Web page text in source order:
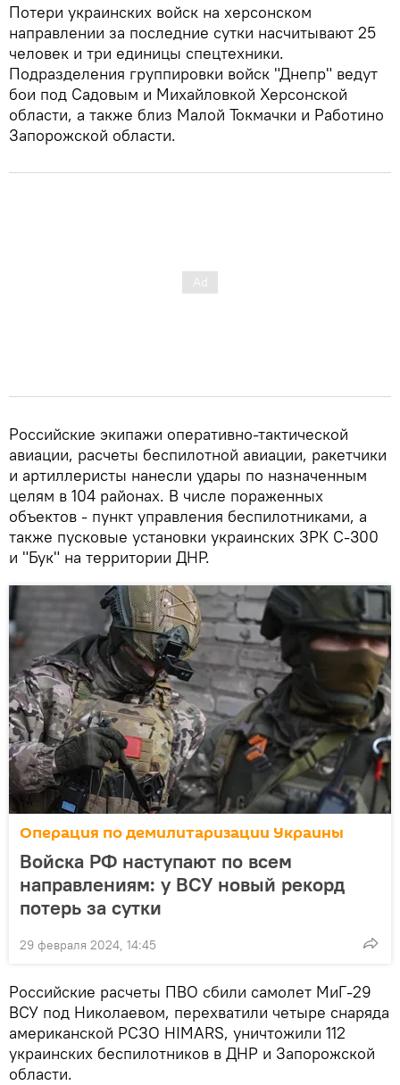
Потери украинских войск на херсонском
направлении за последние сутки насчитывают 25
человек и три единицы спецтехники.
Подразделения группировки войск "Днепр" ведут
бои под Садовым и Михайловкой Херсонской
области, а также близ Малой Токмачки и Работино
Запорожской области.
Российские экипажи оперативно-тактической
авиации, расчеты беспилотной авиации, ракетчики
и артиллеристы нанесли удары по назначенным
целям в 104 районах. В числе пораженных
объектов - пункт управления беспилотниками, а
также пусковые установки украинских ЗРК С-300
и "Бук" на территории ДНР.
Операция по демилитаризации Украины
Войска РФ наступают по всем
направлениям: у ВСУ новый рекорд
потерь за сутки
29 февраля 2024, 14:45
Российские расчеты ПВО сбили самолет МиГ-29
ВСУ под Николаевом, перехватили четыре снаряда
американской РСЗО HIMARS, уничтожили 112
украинских беспилотников в ДНР и Запорожской
области.